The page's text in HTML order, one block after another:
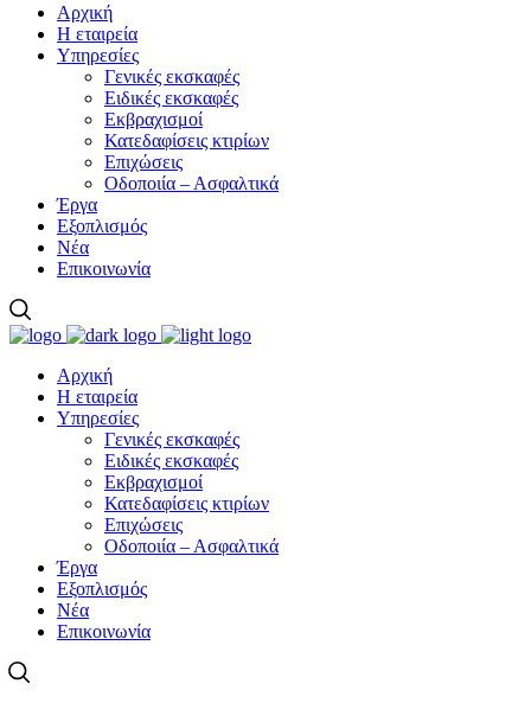
Αρχική
Η εταιρεία
Υπηρεσίες
Γενικές εκσκαφές
Ειδικές εκσκαφές
Εκβραχισμοί
Κατεδαφίσεις κτιρίων
Επιχώσεις
Οδοποιία – Ασφαλτικά
Έργα
Εξοπλισμός
Νέα
Επικοινωνία
Αρχική
Η εταιρεία
Υπηρεσίες
Γενικές εκσκαφές
Ειδικές εκσκαφές
Εκβραχισμοί
Κατεδαφίσεις κτιρίων
Επιχώσεις
Οδοποιία – Ασφαλτικά
Έργα
Εξοπλισμός
Νέα
Επικοινωνία